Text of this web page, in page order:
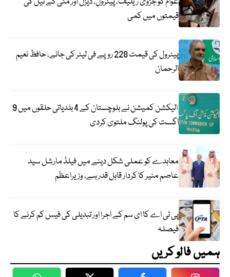
قیمتوں میں کمی
پیٹرول کی قیمت 228 روپے فی لیٹر کی جائے، حافظ نعیم
الرحمان
الیکشن کمیشن نے بلوچستان کے 4 بلدیاتی حلقوں میں 9
اگست کی پولنگ ملتوی کردی
معاہدے کو عملی شکل دینے میں فیلڈ مارشل سید
عاصم منیر کا کردار قابل قدر ہے، وزیراعظم
پی ٹی اے کا ای سم کے اجرا اور تبدیلی کی فیس کم کرنے کا
فیصلہ
ہمیں فالو کریں